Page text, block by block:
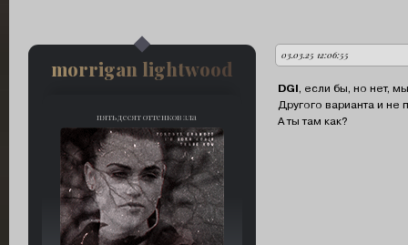
03.03.25 12:06:55
пятьдесят оттенков зла
morrigan lightwood
DGI, если бы, но нет,
Другого варианта и не
А ты там как?